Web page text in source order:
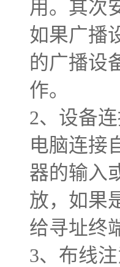
用。其次
如果广播
的广播设
作。
2、设备
电脑连接
器的输入
放，如果
给寻址终
3、布线